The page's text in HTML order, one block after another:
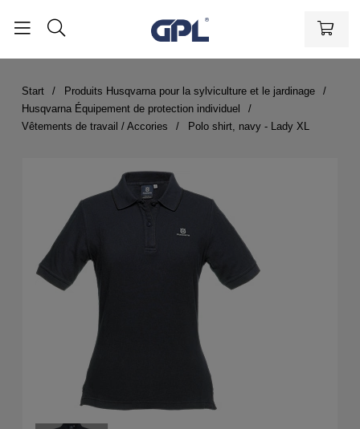
Start
Produits Husqvarna pour la sylviculture et le jardinage
Husqvarna Équipement de protection individuel
Vêtements de travail / Accories
Polo shirt, navy - Lady XL